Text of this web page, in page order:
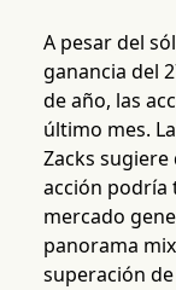
A pesar del
ganancia del
de año, las
último mes.
Zacks
acción
mercado
panorama
superación